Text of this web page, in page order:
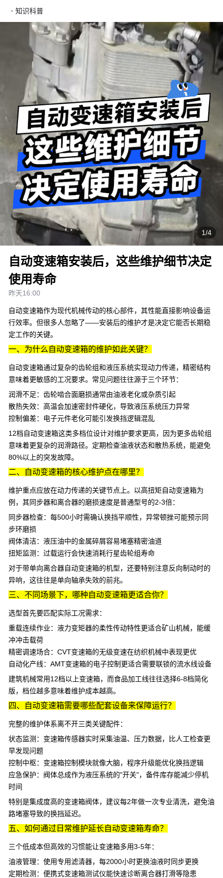
· 知识科普
1/4
自动变速箱安装后，这些维护细节决定
使用寿命
昨天16:00
自动变速箱作为现代机械传动的核心部件，其性能直接影响设备运
行效率。但很多人忽略了——安装后的维护才是决定它能否长期稳
定工作的关键。
一、为什么自动变速箱的维护如此关键？
自动变速箱通过复杂的齿轮组和液压系统实现动力传递，精密结构
意味着更敏感的工况要求。常见问题往往源于三个环节：
润滑不足：齿轮啮合面磨损通常由油液老化或杂质引起
散热失效：高温会加速密封件硬化，导致液压系统压力异常
控制偏差：电子元件老化可能引发换挡逻辑混乱
12档自动变速箱这类多档位设计对维护要求更高，因为更多齿轮组
意味着更复杂的润滑路径。定期检查油液状态和散热系统，能避免
80%以上的突发故障。
二、自动变速箱的核心维护点在哪里？
维护重点应放在动力传递的关键节点上。以高扭矩自动变速箱为
例，其同步器和离合器的磨损速度是普通型号的2-3倍：
同步器检查：每500小时需确认换挡平顺性，异常顿挫可能预示同
步环磨损
阀体清洁：液压油中的金属碎屑容易堵塞精密油道
扭矩监测 ：过载运行会快速消耗行星齿轮组寿命
对于带单向离合器自动变速箱的机型，还要特别注意反向制动时的
异响，这往往是单向轴承失效的前兆。
三、不同场景下，哪种自动变速箱更适合你？
选型首先要匹配实际工况需求：
重载连续作业： 液力变矩器的柔性传动特性更适合矿山机械，能缓
冲冲击载荷
精密调速场合： CVT变速箱的无级变速在纺织机械中表现更优
自动化产线： AMT变速箱的电子控制更适合需要联锁的流水线设备
建筑机械常用12档以上变速箱，而食品加工线往往选择6-8档简化
版，档位越多意味着维护成本越高。
四、自动变速箱需要哪些配套设备来保障运行？
完整的维护体系离不开三类关键配件：
状态监测 ： 变速箱传感器实时采集油温、压力数据，比人工检查更
早发现问题
控制中枢： 变速箱控制模块就像大脑，程序升级能优化换挡逻辑
应急保护：阀体总成作为液压系统的"开关"，备件库存能减少停机
时间
特别是集成度高的变速箱阀体，建议每2年做一次专业清洗，避免油
路堵塞导致的换挡延迟。
五、如何通过日常维护延长自动变速箱寿命？
三个低成本但高效的习惯能让变速箱多用3-5年：
油液管理：使用专用滤清器，每2000小时更换油液时同步更换
定期检测 ：便携式变速箱测试仪能快速诊断离合器打滑等隐患